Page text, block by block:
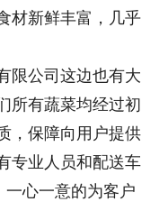
材新鲜丰富，几乎
限公司这边也有大
所有蔬菜均经过初
，保障向用户提供
专业人员和配送车
一心一意的为客户